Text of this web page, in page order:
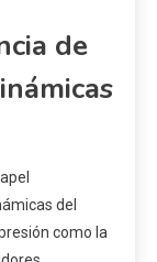
de
del
como la